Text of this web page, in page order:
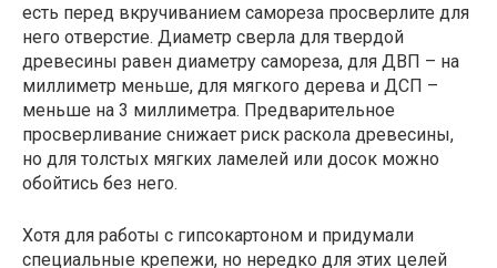
есть перед вкручиванием самореза просверлите для
него отверстие. Диаметр сверла для твердой
древесины равен диаметру самореза, для ДВП – на
миллиметр меньше, для мягкого дерева и ДСП –
меньше на 3 миллиметра. Предварительное
просверливание снижает риск раскола древесины,
но для толстых мягких ламелей или досок можно
обойтись без него.
Хотя для работы с гипсокартоном и придумали
специальные крепежи, но нередко для этих целей